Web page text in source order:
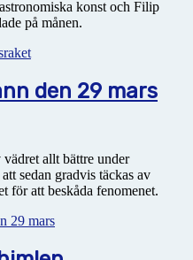
konst och Filip
på månen.
den 29 mars
allt bättre under
sedan gradvis täckas av
för att beskåda fenomenet.
29 mars